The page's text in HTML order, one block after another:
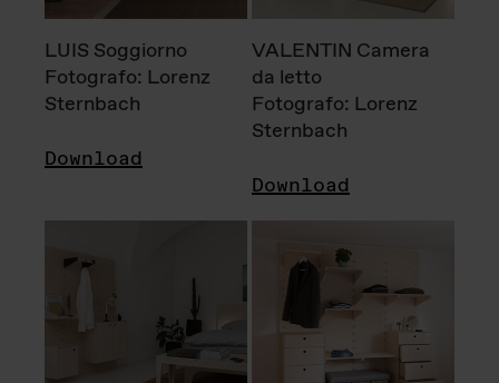
LUIS Soggiorno
Fotografo: Lorenz
Sternbach
Download
VALENTIN Camera
da letto
Fotografo: Lorenz
Sternbach
Download